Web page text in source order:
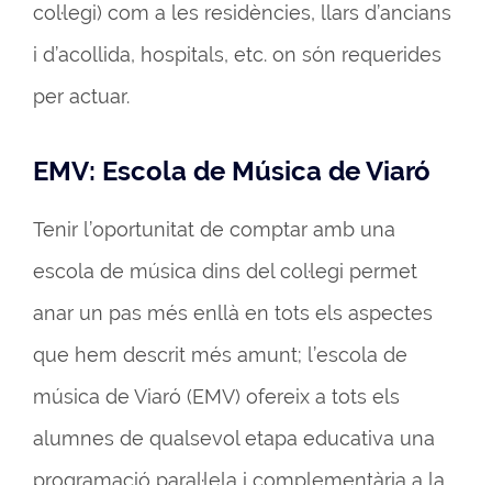
col·legi) com a les residències, llars d’ancians
i d’acollida, hospitals, etc. on són requerides
per actuar.
EMV: Escola de Música de Viaró
Tenir l’oportunitat de comptar amb una
escola de música dins del col·legi permet
anar un pas més enllà en tots els aspectes
que hem descrit més amunt; l’escola de
música de Viaró (EMV) ofereix a tots els
alumnes de qualsevol etapa educativa una
programació paral·lela i complementària a la